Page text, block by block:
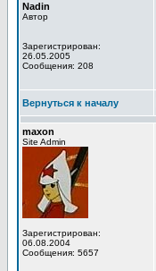
Nadin
Автор
Зарегистрирован:
26.05.2005
Сообщения: 208
Вернуться к началу
maxon
Site Admin
Зарегистрирован:
06.08.2004
Сообщения: 5657